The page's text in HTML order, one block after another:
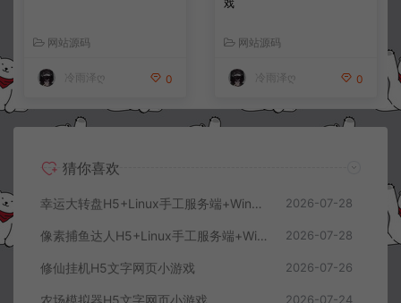
网站源码
冷雨泽ღ 0
戏
网站源码
冷雨泽ღ 0
猜你喜欢
幸运大转盘H5+Linux手工服务端+Win一键服务端+管理后台+解压即玩+简易安卓客户端+详细搭建教程 2026-07-28
像素捕鱼达人H5+Linux手工服务端+Win一键服务端+管理后台+解压即玩+简易安卓客户端+详细搭建教程 2026-07-28
修仙挂机H5文字网页小游戏 2026-07-26
2026-07-24